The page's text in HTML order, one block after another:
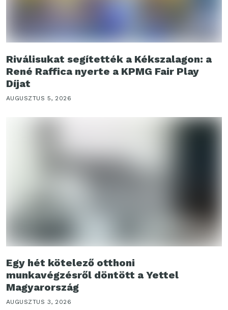
Riválisukat segítették a Kékszalagon: a
René Raffica nyerte a KPMG Fair Play
Díjat
AUGUSZTUS 5, 2026
Egy hét kötelező otthoni
munkavégzésről döntött a Yettel
Magyarország
AUGUSZTUS 3, 2026